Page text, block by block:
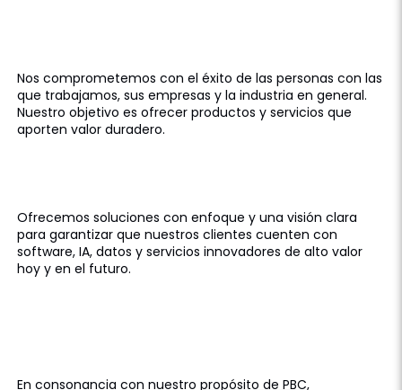
Nos comprometemos con el éxito de las personas con las
que trabajamos, sus empresas y la industria en general.
Nuestro objetivo es ofrecer productos y servicios que
aporten valor duradero.
Ofrecemos soluciones con enfoque y una visión clara
para garantizar que nuestros clientes cuenten con
software, IA, datos y servicios innovadores de alto valor
hoy y en el futuro.
En consonancia con nuestro propósito de PBC,